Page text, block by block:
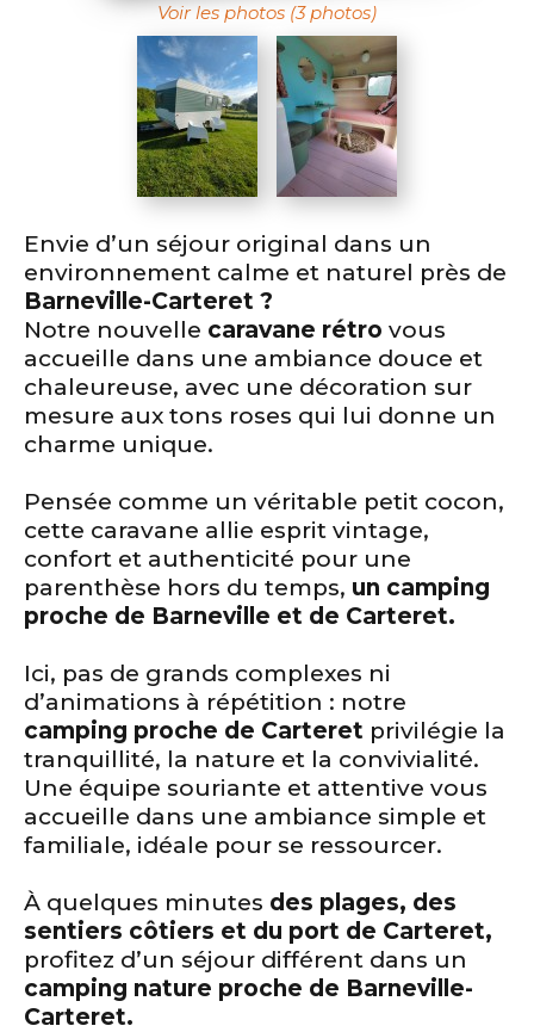
Voir les photos (3 photos)
Envie d’un séjour original dans un
environnement calme et naturel près de
Barneville-Carteret ?
Notre nouvelle caravane rétro vous
accueille dans une ambiance douce et
chaleureuse, avec une décoration sur
mesure aux tons roses qui lui donne un
charme unique.
Pensée comme un véritable petit cocon,
cette caravane allie esprit vintage,
confort et authenticité pour une
parenthèse hors du temps, un camping
proche de Barneville et de Carteret.
Ici, pas de grands complexes ni
d’animations à répétition : notre
camping proche de Carteret privilégie la
tranquillité, la nature et la convivialité.
Une équipe souriante et attentive vous
accueille dans une ambiance simple et
familiale, idéale pour se ressourcer.
À quelques minutes des plages, des
sentiers côtiers et du port de Carteret,
profitez d’un séjour différent dans un
camping nature proche de Barneville-
Carteret.